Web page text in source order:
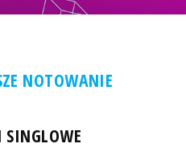
NOTOWANIE
SINGLOWE